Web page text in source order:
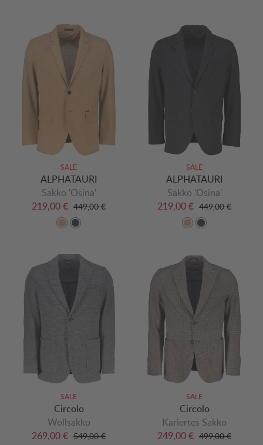
SALE
ALPHATAURI
Sakko 'Osina'
219,00 € 449,00 €
SALE
ALPHATAURI
Sakko 'Osina'
219,00 € 449,00 €
SALE
Circolo
Wollsakko
269,00 € 549,00 €
SALE
Circolo
Kariertes Sakko
249,00 € 499,00 €